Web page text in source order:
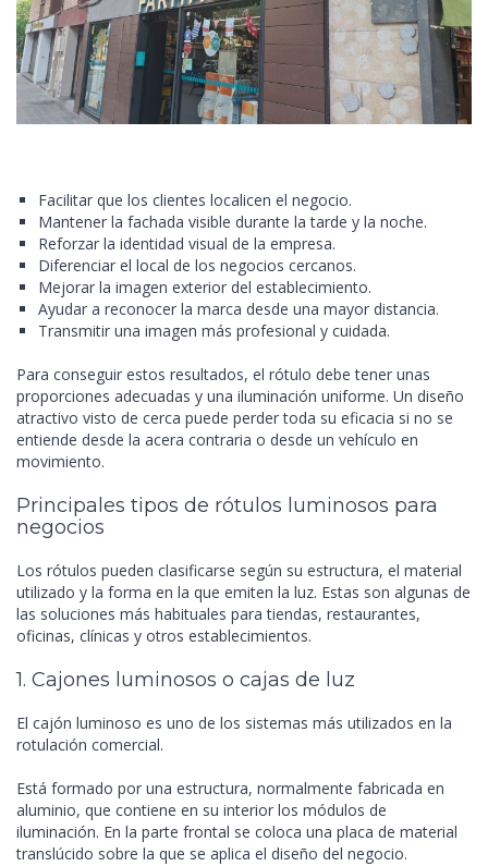
Facilitar que los clientes localicen el negocio.
Mantener la fachada visible durante la tarde y la noche.
Reforzar la identidad visual de la empresa.
Diferenciar el local de los negocios cercanos.
Mejorar la imagen exterior del establecimiento.
Ayudar a reconocer la marca desde una mayor distancia.
Transmitir una imagen más profesional y cuidada.
Para conseguir estos resultados, el rótulo debe tener unas
proporciones adecuadas y una iluminación uniforme. Un diseño
atractivo visto de cerca puede perder toda su eficacia si no se
entiende desde la acera contraria o desde un vehículo en
movimiento.
Principales tipos de rótulos luminosos para
negocios
Los rótulos pueden clasificarse según su estructura, el material
utilizado y la forma en la que emiten la luz. Estas son algunas de
las soluciones más habituales para tiendas, restaurantes,
oficinas, clínicas y otros establecimientos.
1. Cajones luminosos o cajas de luz
El cajón luminoso es uno de los sistemas más utilizados en la
rotulación comercial.
Está formado por una estructura, normalmente fabricada en
aluminio, que contiene en su interior los módulos de
iluminación. En la parte frontal se coloca una placa de material
translúcido sobre la que se aplica el diseño del negocio.